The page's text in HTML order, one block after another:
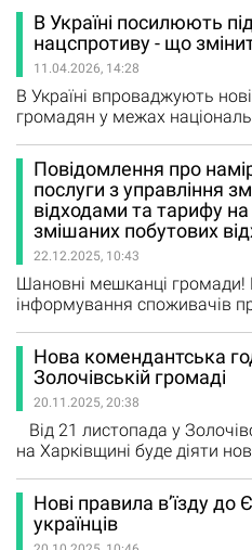
хвилю занепокоєння. Проте
українських АЗС, які
повинні лякати
табло та
нові європейські…
В Україні посилюють
нацспротиву - що
11.04.2026, 14:28
В Україні впроваджують
громадян у межах
Володимиром Зеленським 10
передбачає низку змін, які
дорослого населення.
підвищити готовність
та навчити людей діяти в
Повідомлення про
послуги з управління
відходами та тарифу
змішаних побутових
22.12.2025, 10:43
Шановні мешканці
інформування споживачів
необхідності,
регіонального розвитку,
комунального господарства
2018 року № 130,
«ГОСПОДАР»
Нова комендантська
Золочівській громаді
20.11.2025, 20:38
Від 21 листопада у
на Харківщині буде діяти
громади, окрім
комендантська година від
це Суспільне Харків
Нові правила вʼїзду
українців